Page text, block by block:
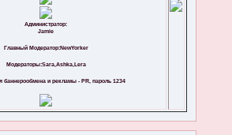
Администратор:
Jamie
Главный Модератор:NewYorker
Модераторы:Sara,Ashka,Lera
баннерообмена и рекламы - PR, пароль 1234